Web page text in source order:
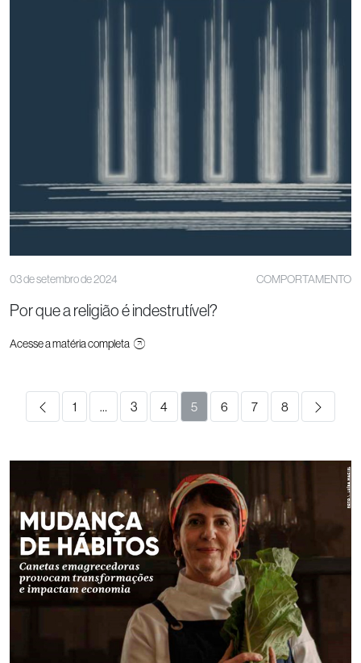
03 de setembro de 2024 COMPORTAMENTO
Por que a religião é indestrutível?
Acesse a matéria completa
1 3 4 5 6 7 8